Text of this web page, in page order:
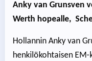
Anky van Grunsven
Werth hopealle,
Hollannin Anky van
henkilökohtaisen